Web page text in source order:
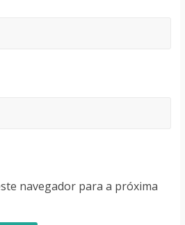
navegador para a próxima